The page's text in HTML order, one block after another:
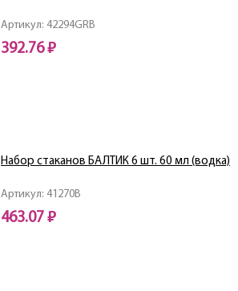
Артикул: 42294GRB
392.76 ₽
Артикул: 41270B
Набор стаканов БАЛТИК 6 шт. 60 мл (водка)
463.07 ₽